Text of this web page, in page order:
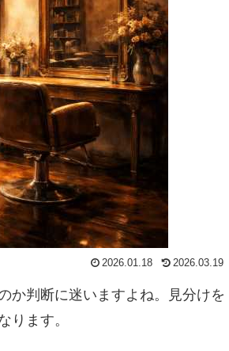
2026.01.18 2026.03.19
か判断に迷いますよね。見分けを
ります。